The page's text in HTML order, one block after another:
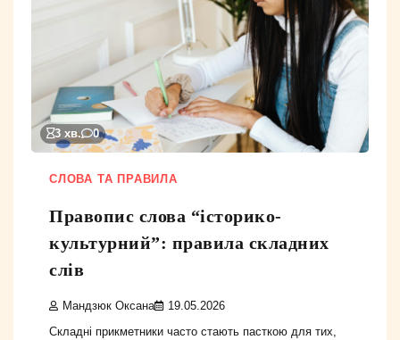
3 хв. 0
СЛОВА ТА ПРАВИЛА
Правопис слова “історико-
культурний”: правила складних
слів
Мандзюк Оксана 19.05.2026
Складні прикметники часто стають пасткою для тих,